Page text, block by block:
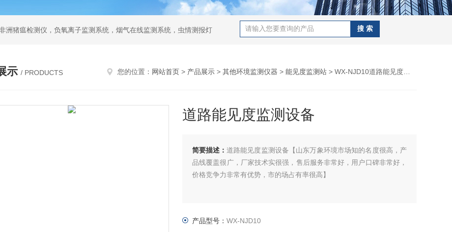
洲猪瘟检测仪，负氧离子监测系统，烟气在线监测系统，虫情测报灯
示 / PRODUCTS 您的位置： 网站首页 > 产品展示 > 其他环境监测仪器 > 能见度监测站 > WX-NJD10道路能见度监测设备
道路能见度监测设备
简要描述： 道路能见度监测设备【山东万象环境市场知的名度很高，产
品线覆盖很广，厂家技术实很强，售后服务非常好，用户口碑非常好，
价格竞争力非常有优势，市的场占有率很高】
产品型号： WX-NJD10